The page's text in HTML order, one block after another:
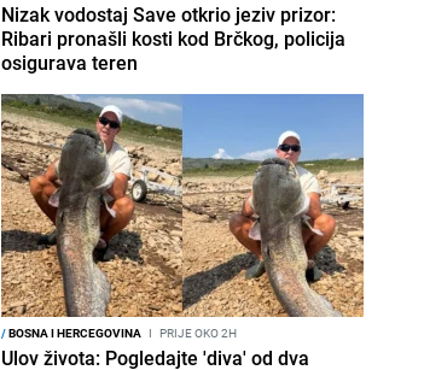
Nizak vodostaj Save otkrio jeziv prizor:
Ribari pronašli kosti kod Brčkog, policija
osigurava teren
/BOSNA I HERCEGOVINA I PRIJE OKO 2H
Ulov života: Pogledajte 'diva' od dva